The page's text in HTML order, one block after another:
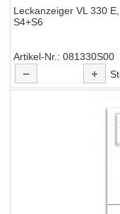
Leckanzeiger VL 330
S4+S6
Artikel-Nr.
081330S00